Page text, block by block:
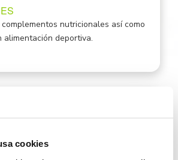
cookies
nutricionales así como
alimentación deportiva.